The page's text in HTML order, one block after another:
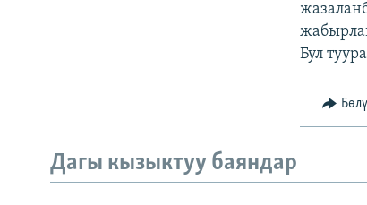
Бул
Дагы кызыктуу баяндар